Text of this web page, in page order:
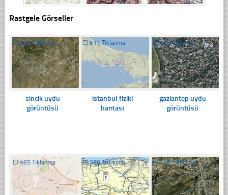
Rastgele Görseller
☐208 Tıklanma
sincik uydu
görüntüsü
☐611 Tıklanma
istanbul fiziki
haritası
☐415 Tıklanma
gaziantep uydu
görüntüsü
☐465 Tıklanma ☐336 Tıklanma ☐448 Tıklanma